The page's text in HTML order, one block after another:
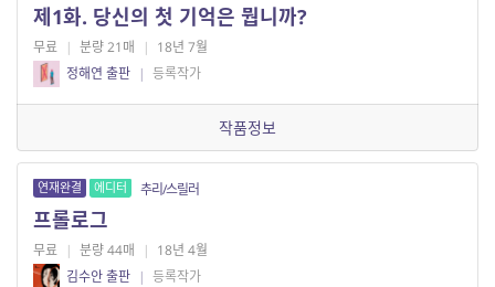
제1화. 당신의 첫 기억은 뭡니까?
무료 | 분량 21매 | 18년 7월
정해연 출판 | 등록작가
작품정보
연재완결 에디터 추리/스릴러
프롤로그
무료 | 분량 44매 | 18년 4월
김수안 출판 | 등록작가